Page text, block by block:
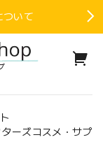
ついて
ーズコスメ・サプ